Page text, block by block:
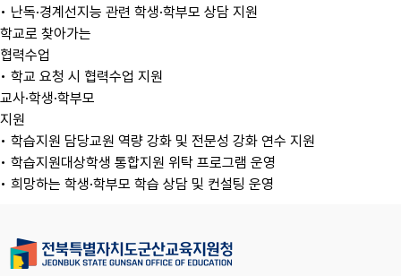
• 난독·경계선지능 관련 학생·학부모 상담 지원
학교로 찾아가는
협력수업
• 학교 요청 시 협력수업 지원
교사·학생·학부모
지원
• 학습지원 담당교원 역량 강화 및 전문성 강화 연수 지원
• 학습지원대상학생 통합지원 위탁 프로그램 운영
• 희망하는 학생·학부모 학습 상담 및 컨설팅 운영